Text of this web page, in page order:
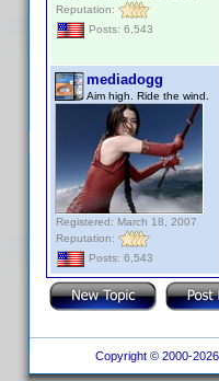
Reputation:
Posts: 6,543
mediadogg
Aim high. Ride the wind.
Registered: March 18, 2007
Reputation:
Posts: 6,543
Copyright © 2000-